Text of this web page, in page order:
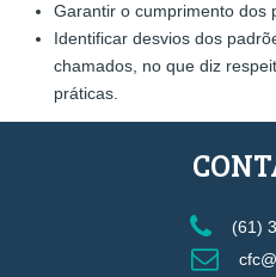
Garantir o cumprimento dos
Identificar desvios dos
chamados, no que diz
práticas.
(61)